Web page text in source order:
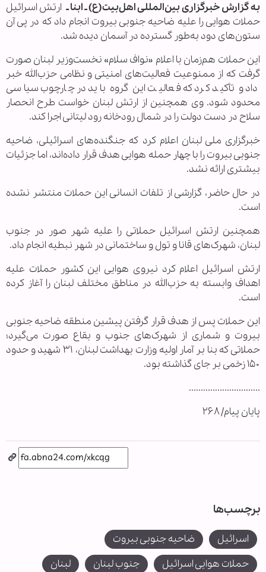
به گزارش خبرگزاری بین‌المللی اهل‌بیت(ع) ـ ابنا ـ ارتش اسرائیل
حملات هوایی‌ را علیه ضاحیه جنوبی بیروت انجام داد که در پی آن
ستون‌های دود به‌طور گسترده در آسمان دیده شد.
این حملات هم‌زمان با اعلام «نواف سلام» نخست‌وزیر لبنان صورت
گرفت که از ممنوعیت فعالیت‌های امنیتی و نظامی حزب‌الله خبر
داد و تأکید کرد که فعالیت این گروه باید در چارچوب سیاسی
محدود شود. وی همچنین از ارتش لبنان خواست طرح انحصار
سلاح در دست دولت را در شمال رودخانه رود لیتانی اجرا کند.
خبرگزاری ملی لبنان اعلام کرد که جنگنده‌های اسرائیلی، ضاحیه
جنوبی بیروت را با چهار حمله هوایی هدف قرار داده‌اند، اما جزئیات
بیشتری ارائه نشد.
در حال حاضر، گزارشی از تلفات انسانی این حملات منتشر نشده
است.
همچنین ارتش اسرائیل حملاتی را علیه شهر صور در جنوب
لبنان، شهرک‌های قانا و تول و ساختمانی در شهر نبطیه انجام داد.
ارتش اسرائیل اعلام کرد نیروی هوایی این کشور حملات علیه
اهداف وابسته به حزب‌الله در مناطق مختلف لبنان را آغاز کرده
است.
این حملات پس از هدف قرار گرفتن پیشین منطقه ضاحیه جنوبی
بیروت و شماری از شهرک‌های جنوب و بقاع صورت می‌گیرد؛
حملاتی که بنا بر آمار اولیه وزارت بهداشت لبنان، ۳۱ شهید و حدود
۱۵۰ زخمی بر جای گذاشته بود.
..............................
پایان پیام/ ۲۶۸
برچسب‌ها
اسرائیل
ضاحیه جنوبی بیروت
حملات هوایی اسرائیل
جنوب لبنان لبنان